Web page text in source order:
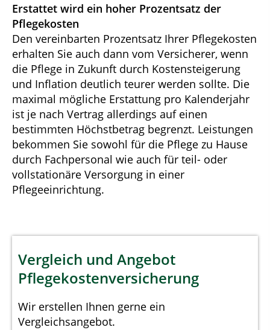
Erstattet wird ein hoher Prozentsatz der
Pflegekosten
Den vereinbarten Prozentsatz Ihrer Pflegekosten
erhalten Sie auch dann vom Versicherer, wenn
die Pflege in Zukunft durch Kostensteigerung
und Inflation deutlich teurer werden sollte. Die
maximal mögliche Erstattung pro Kalenderjahr
ist je nach Vertrag allerdings auf einen
bestimmten Höchstbetrag begrenzt. Leistungen
bekommen Sie sowohl für die Pflege zu Hause
durch Fachpersonal wie auch für teil- oder
vollstationäre Versorgung in einer
Pflegeeinrichtung.
Vergleich und Angebot
Pflegekostenversicherung
Wir erstellen Ihnen gerne ein
Vergleichsangebot.